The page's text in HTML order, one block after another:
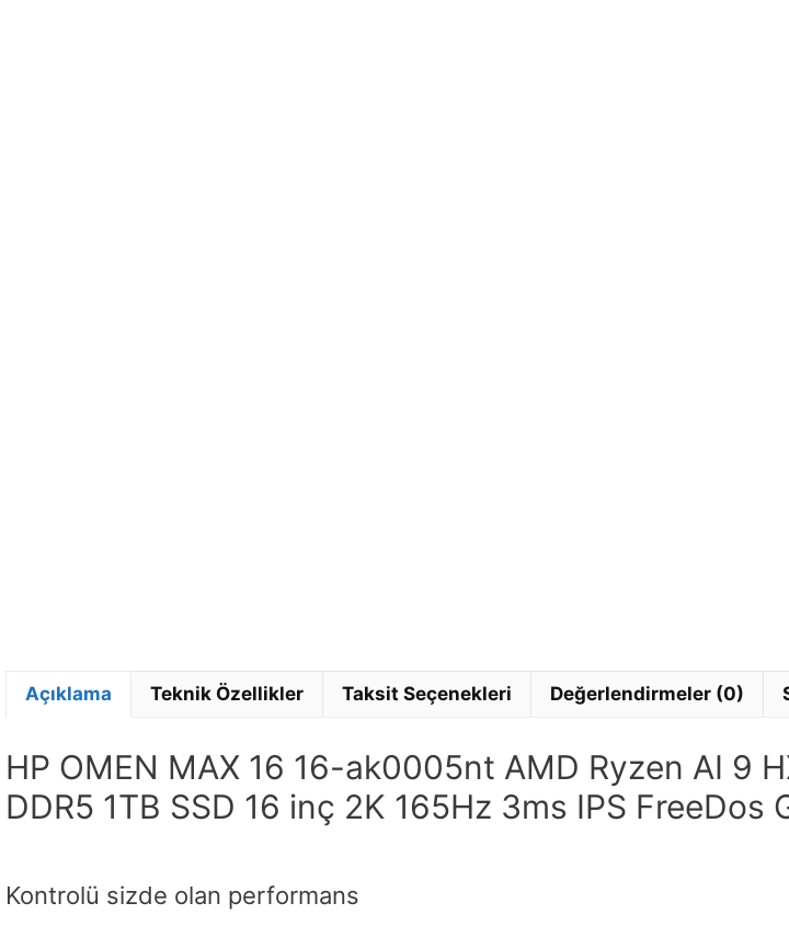
Açıklama Teknik Özellikler Taksit Seçenekleri Değerlendirmeler (0)
HP OMEN MAX 16 16-ak0005nt AMD Ryzen AI 9
DDR5 1TB SSD 16 inç 2K 165Hz 3ms IPS FreeDos
Kontrolü sizde olan performans